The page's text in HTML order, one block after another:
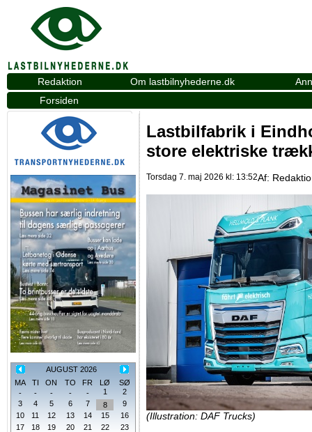
Redaktion Om lastbilnyhederne.dk
Forsiden
AUGUST 2026
MA
TI ON TO FR LØ
SØ
-
- - - - 1
2
3
4 5 6 7 8
9
10
11 12 13 14 15
16
17
18 19 20 21 22
23
Lastbilfabrik i
store elektriske
Torsdag 7. maj 2026 kl: 13:52Af:
(Illustration: DAF Trucks)